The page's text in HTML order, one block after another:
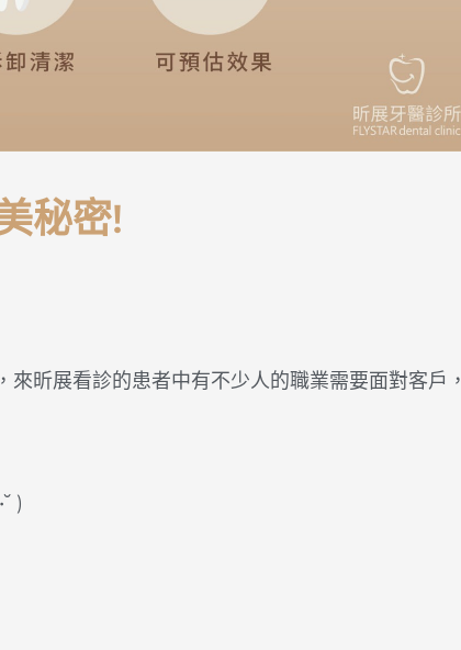
秘密!
昕展看診的患者中有不少人的職業需要面對客戶，
)